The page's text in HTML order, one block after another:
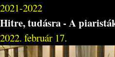
2021-2022
Hitre, tudásra - A piaristák
2022. február 17.